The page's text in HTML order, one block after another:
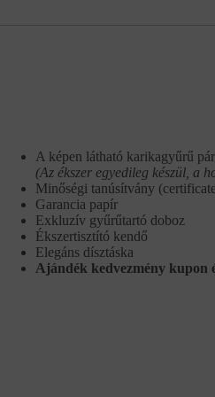
A képen látható karikagyűrű
(Az ékszer egyedileg készül, a
Minőségi tanúsítvány
Garancia papír
Exkluzív gyűrűtartó doboz
Ékszertisztító kendő
Elegáns dísztáska
Ajándék kedvezmény kupon